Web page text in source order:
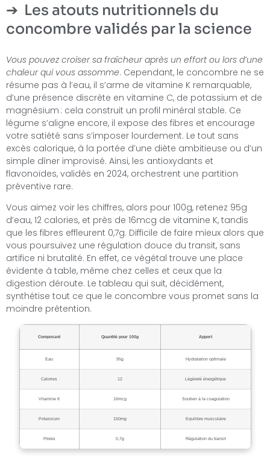
Les atouts nutritionnels du
concombre validés par la science
Vous pouvez croiser sa fraîcheur après un effort ou lors d’une
chaleur qui vous assomme. Cependant, le concombre ne se
résume pas à l’eau, il s’arme de vitamine K remarquable,
d’une présence discrète en vitamine C, de potassium et de
magnésium : cela construit un profil minéral stable. Ce
légume s’aligne encore, il expose des fibres et encourage
votre satiété sans s’imposer lourdement. Le tout sans
excès calorique, à la portée d’une diète ambitieuse ou d’un
simple dîner improvisé. Ainsi, les antioxydants et
flavonoïdes, validés en 2024, orchestrent une partition
préventive rare.
Vous aimez voir les chiffres, alors pour 100g, retenez 95g
d’eau, 12 calories, et près de 16mcg de vitamine K, tandis
que les fibres effleurent 0,7g. Difficile de faire mieux alors que
vous poursuivez une régulation douce du transit, sans
artifice ni brutalité. En effet, ce végétal trouve une place
évidente à table, même chez celles et ceux que la
digestion déroute. Le tableau qui suit, décidément,
synthétise tout ce que le concombre vous promet sans la
moindre prétention.
Composant Quantité pour 100g Apport
Eau 95g Hydratation optimale
Calories 12 Légèreté énergétique
Vitamine K 16mcg Soutien à la coagulation
Potassium 150mg Equilibre musculaire
Fibres 0,7g Régulation du transit